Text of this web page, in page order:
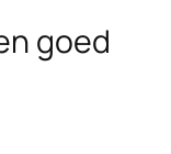
goed